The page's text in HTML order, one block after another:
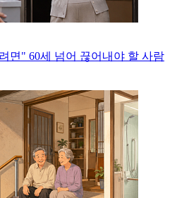
면" 60세 넘어 끊어내야 할 사람